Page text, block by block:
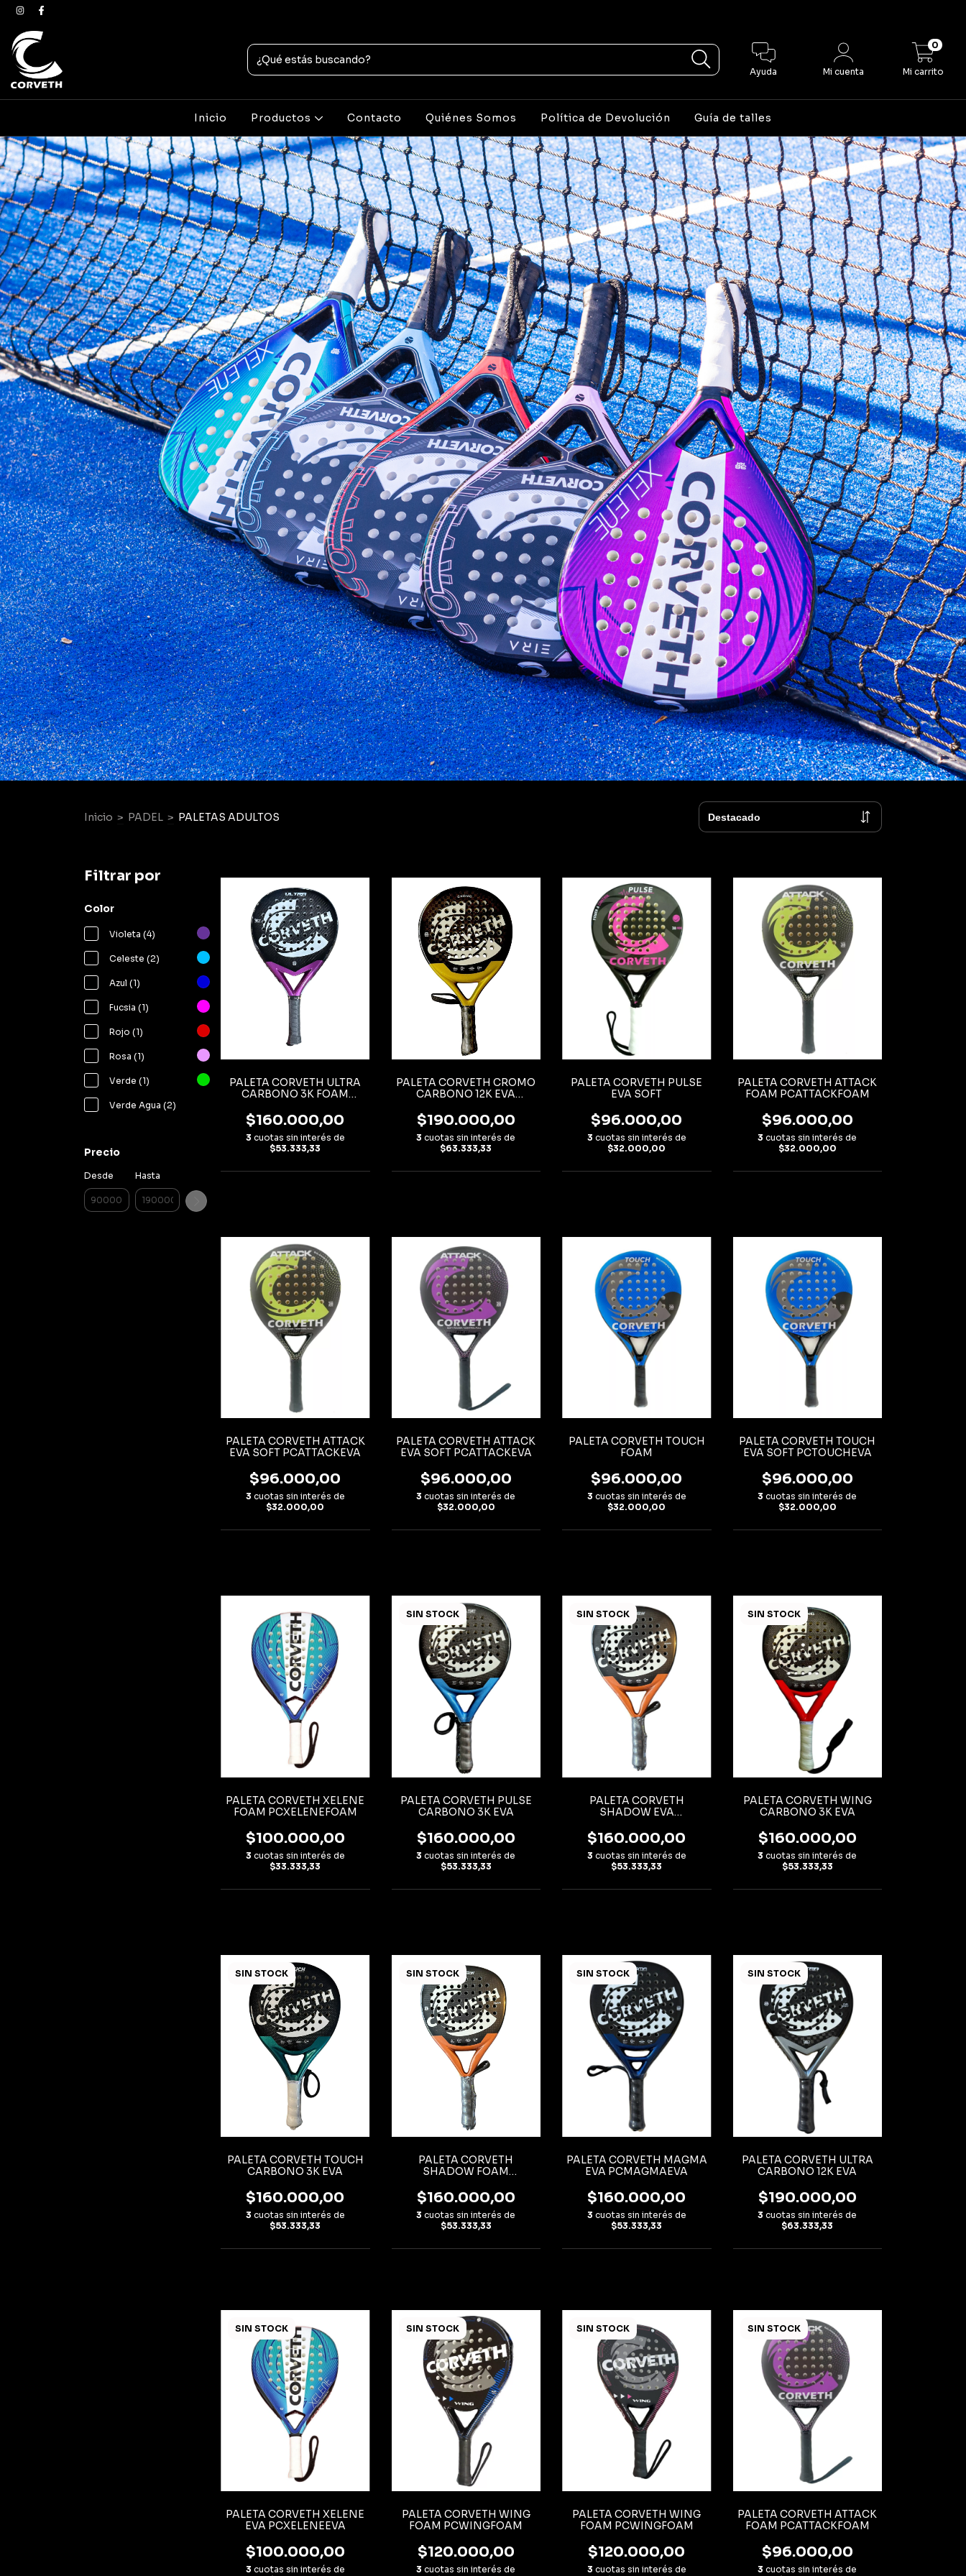
Ayuda Mi cuenta Mi carrito
0
Inicio Productos Contacto Quiénes Somos Política de Devolución Guía de talles
Inicio > PADEL > PALETAS ADULTOS
Filtrar por
Color
Violeta (4)
Celeste (2)
Azul (1)
Fucsia (1)
Rojo (1)
Rosa (1)
Verde (1)
Verde Agua (2)
Precio
Desde Hasta
PALETA CORVETH ULTRA
CARBONO 3K FOAM
$160.000,00
3 cuotas sin interés de
$53.333,33
PALETA CORVETH CROMO
CARBONO 12K EVA
$190.000,00
3 cuotas sin interés de
$63.333,33
PALETA CORVETH PULSE
EVA SOFT
$96.000,00
3 cuotas sin interés de
$32.000,00
PALETA CORVETH ATTACK
FOAM PCATTACKFOAM
$96.000,00
3 cuotas sin interés de
$32.000,00
PALETA CORVETH ATTACK
EVA SOFT PCATTACKEVA
$96.000,00
3 cuotas sin interés de
$32.000,00
PALETA CORVETH ATTACK
EVA SOFT PCATTACKEVA
$96.000,00
3 cuotas sin interés de
$32.000,00
PALETA CORVETH TOUCH
FOAM
$96.000,00
3 cuotas sin interés de
$32.000,00
PALETA CORVETH TOUCH
EVA SOFT PCTOUCHEVA
$96.000,00
3 cuotas sin interés de
$32.000,00
PALETA CORVETH XELENE
FOAM PCXELENEFOAM
$100.000,00
3 cuotas sin interés de
$33.333,33
SIN STOCK
PALETA CORVETH PULSE
CARBONO 3K EVA
$160.000,00
3 cuotas sin interés de
$53.333,33
SIN STOCK
PALETA CORVETH
SHADOW EVA
$160.000,00
3 cuotas sin interés de
$53.333,33
SIN STOCK
PALETA CORVETH WING
CARBONO 3K EVA
$160.000,00
3 cuotas sin interés de
$53.333,33
SIN STOCK
PALETA CORVETH TOUCH
CARBONO 3K EVA
$160.000,00
3 cuotas sin interés de
$53.333,33
SIN STOCK
PALETA CORVETH
SHADOW FOAM
$160.000,00
3 cuotas sin interés de
$53.333,33
SIN STOCK
PALETA CORVETH MAGMA
EVA PCMAGMAEVA
$160.000,00
3 cuotas sin interés de
$53.333,33
SIN STOCK
PALETA CORVETH ULTRA
CARBONO 12K EVA
$190.000,00
3 cuotas sin interés de
$63.333,33
SIN STOCK
PALETA CORVETH XELENE
EVA PCXELENEEVA
$100.000,00
3 cuotas sin interés de
SIN STOCK
PALETA CORVETH WING
FOAM PCWINGFOAM
$120.000,00
3 cuotas sin interés de
SIN STOCK
PALETA CORVETH WING
FOAM PCWINGFOAM
$120.000,00
3 cuotas sin interés de
SIN STOCK
PALETA CORVETH ATTACK
FOAM PCATTACKFOAM
$96.000,00
3 cuotas sin interés de